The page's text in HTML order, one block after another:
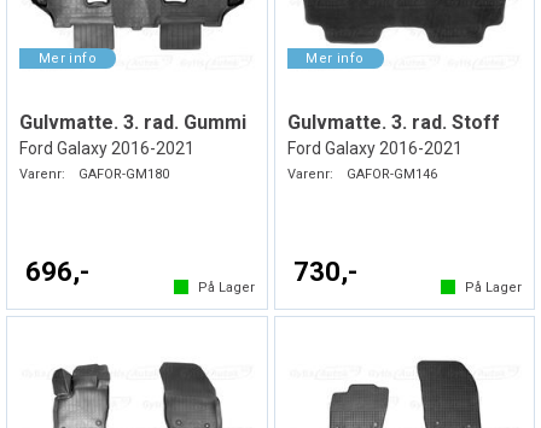
Gulvmatte. 3. rad. Gummi
Ford Galaxy 2016-2021
Varenr: GAFOR-GM180
696,-
På Lager
Gulvmatte. 3. rad. Stoff
Ford Galaxy 2016-2021
Varenr: GAFOR-GM146
730,-
På Lager